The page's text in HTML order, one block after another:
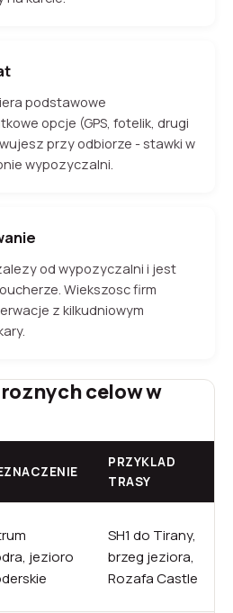
podstawowe
opcje (GPS, fotelik, drugi
przy odbiorze - stawki w
wypozyczalni.
od wypozyczalni i jest
Wiekszosc firm
z kilkudniowym
celow w
PRZYKLAD
TRASY
jezioro
SH1 do Tirany,
brzeg jeziora,
Rozafa Castle